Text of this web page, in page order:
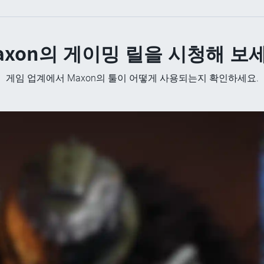
의 게이밍 릴을 시청해 보
게임 업계에서 Maxon의 툴이 어떻게 사용되는지 확인하세요.